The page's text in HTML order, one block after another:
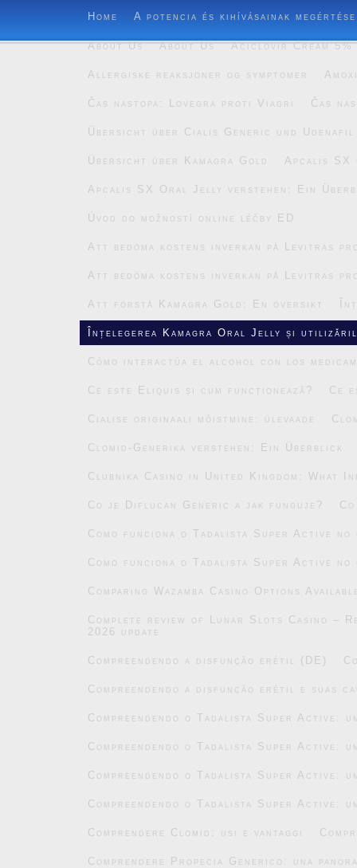
Home A potencia és kihívásainak megértése
About Us About Us Aciclovir Cream 5%
Allergiske reaksjoner og symptomer
Čas nastopa: Lovegra proti Viagri Čas
Übersicht über Cialis Generic und Udenafil
Übersicht über Kamagra Gold Apcalis
Apcalis SX Oral Jelly verstehen: Ein
Úvod do možností online léčby ED
Att bedöma kostens inverkan på Levitras
Att bedöma kostens inverkan på Levitras
Att förstå Kamagra Gold: En översikt
Înțelegerea Kamagra Oral Jelly și
Cómo interactúa el alcohol con los
Ce este Eliquis și cum funcționează? Ce
Cialise originaali mõistmine: ülevaade
Clomid-Generika verstehen: Ein Überblick
Clubnika Casino in United Kingdom: What
Co je Diflucan Generic a jak funguje?
Como funciona o Tadalista Super Active no
Como funciona o Tadalista Super Active no
Comparing Wazamba Casino Options
Complete review of Lunar Slots Casino –
2026 update
Compreendendo a disfunção erétil (DE)
Compreendendo a disfunção erétil e suas
Compreendendo o Tadalista Super Active:
Compreendendo o Tadalista Super Active:
Compreendendo o Tadalista Super Active:
Compreendendo o Tadalista Super Active:
Comprendere Clomid: usi e vantaggi
Comprendere Propecia Generico: una